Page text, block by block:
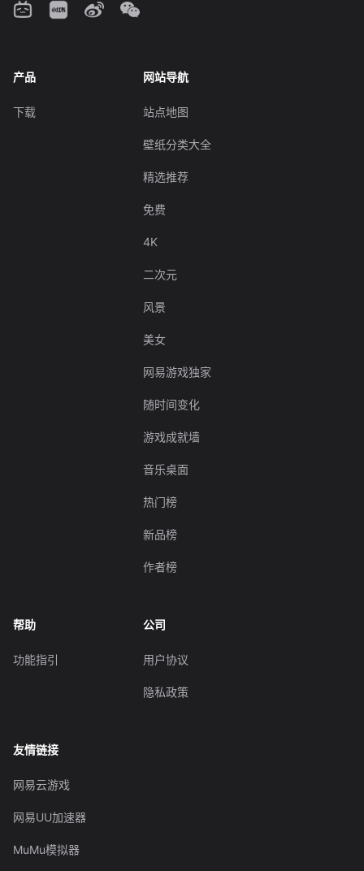
产品
下载
网站导航
站点地图
壁纸分类大全
精选推荐
免费
4K
二次元
风景
美女
网易游戏独家
随时间变化
游戏成就墙
音乐桌面
热门榜
新品榜
作者榜
帮助
功能指引
公司
用户协议
隐私政策
友情链接
网易云游戏
网易UU加速器
MuMu模拟器